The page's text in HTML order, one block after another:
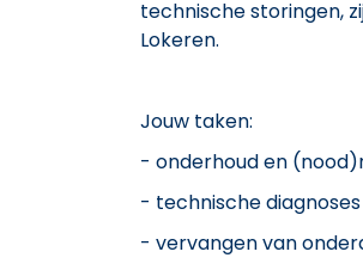
technische storingen,
Lokeren.
Jouw taken:
- onderhoud en
- technische
- vervangen van